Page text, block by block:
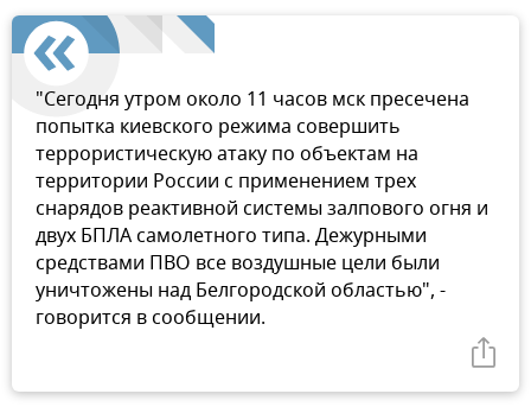
"Сегодня утром около 11 часов мск пресечена
попытка киевского режима совершить
террористическую атаку по объектам на
территории России с применением трех
снарядов реактивной системы залпового огня и
двух БПЛА самолетного типа. Дежурными
средствами ПВО все воздушные цели были
уничтожены над Белгородской областью", -
говорится в сообщении.